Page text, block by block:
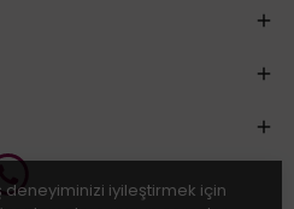
deneyiminizi iyileştirmek için